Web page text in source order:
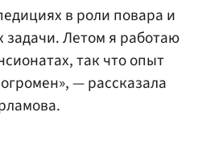
в роли повара и
задачи. Летом я работаю
так что опыт
— рассказала